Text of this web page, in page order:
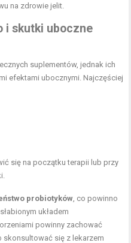
na zdrowie jelit.
i skutki uboczne
suplementów, jednak ich
efektami ubocznymi. Najczęściej
się na początku terapii lub przy
probiotyków , co powinno
układem
powinny zachować
skonsultować się z lekarzem